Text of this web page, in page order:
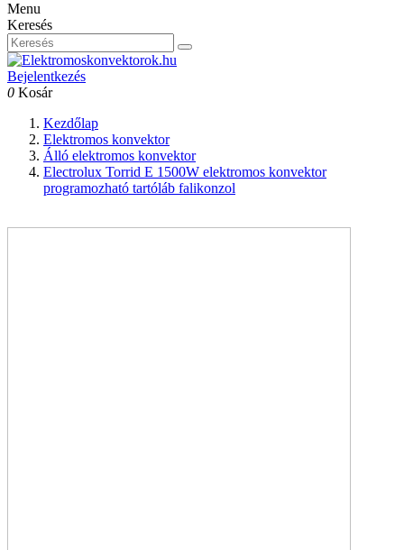
Menu
Keresés
Bejelentkezés
0 Kosár
Kezdőlap
Elektromos konvektor
Álló elektromos konvektor
Electrolux Torrid E 1500W elektromos konvektor
programozható tartóláb falikonzol